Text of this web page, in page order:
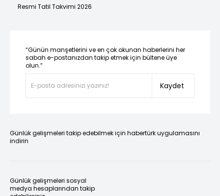
Resmi Tatil Takvimi 2026
“Günün manşetlerini ve en çok okunan haberlerini her
sabah e-postanızdan takip etmek için bültene üye
olun.”
Kaydet
Günlük gelişmeleri takip edebilmek için habertürk uygulamasını
indirin
Günlük gelişmeleri sosyal
medya hesaplarından takip